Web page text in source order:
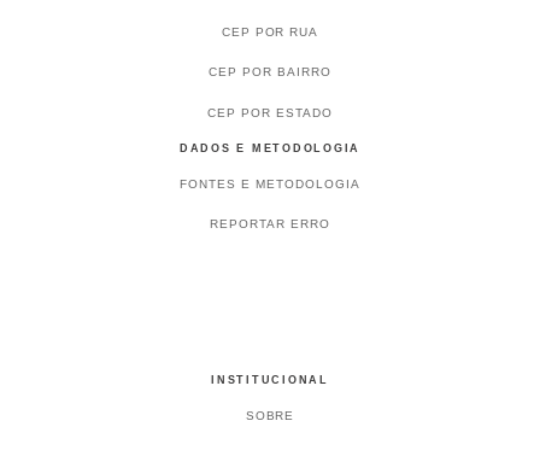
CEP POR RUA
CEP POR BAIRRO
CEP POR ESTADO
DADOS E METODOLOGIA
FONTES E METODOLOGIA
REPORTAR ERRO
INSTITUCIONAL
SOBRE